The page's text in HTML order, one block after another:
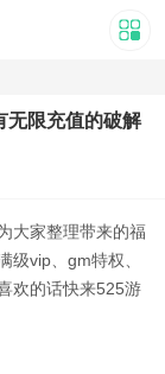
无限充值的破解
大家整理带来的福
级vip、gm特权、
欢的话快来525游